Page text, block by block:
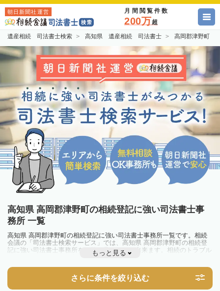
朝日新聞社運営 月間閲覧件数
200万超
遺産相続 司法書士検索 高知県 遺産相続 司法書士 高岡郡津野町
高知県 高岡郡津野町の相続登記に強い司法書士事
務所 一覧
高知県 高岡郡津野町の相続登記に強い司法書士事務所一覧です。相続
会議の「司法書士検索サービス」では、高知県 高岡郡津野町の相続登
記に強い司法書士事務所を一覧で見ることが出来ます。相続のトラブル
やお悩みを抱えている方は一度近隣の司法書士に相談してみましょう。
不動産を相続した場合、相続を知った日から3年以内に登記しないと、
10万円以下の過料が科せられるため、速やかな手続きが必要です。義務
化前の相続も対象となるため注意しましょう。
もっと見る
さらに条件を絞り込む